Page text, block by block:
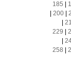
185
200|
229
258